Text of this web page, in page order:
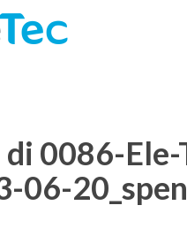
0086-Ele-
06-